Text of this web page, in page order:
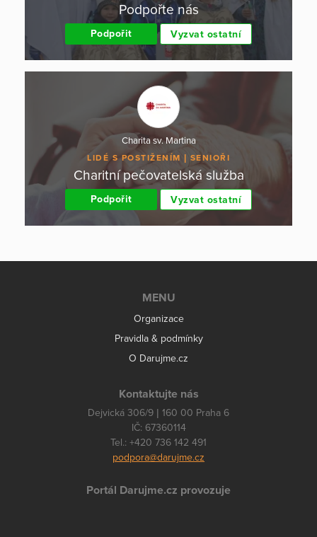
Podpořte nás
Podpořit Vyzvat ostatní
Charita sv. Martina
LIDÉ S POSTIŽENÍM SENIOŘI
Charitní pečovatelská služba
Podpořit Vyzvat ostatní
MENU
Organizace
Pravidla & podmínky
O Darujme.cz
Kontaktujte nás
Dejvická 306/9 | 160 00 Praha 6
IČ: 67360114
Tel.: +420 736 142 491
podpora@darujme.cz
Portál Darujme.cz provozuje